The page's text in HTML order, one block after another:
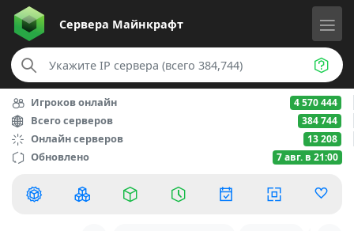
Сервера Майнкрафт
Игроков онлайн 4 570 444
Всего серверов 384 744
Онлайн серверов 13 208
Обновлено 7 авг. в 21:00